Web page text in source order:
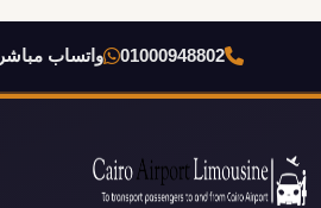
01000948802 واتساب مباشر